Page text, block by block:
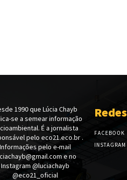
1990 que Lúcia Chayb
se a semear informação
É a jornalista
pelo eco21.eco.br .
Informações pelo e-mail
e no
Instagram @luciachayb
@eco21_oficial
FACEBOOK
INSTAGRAM